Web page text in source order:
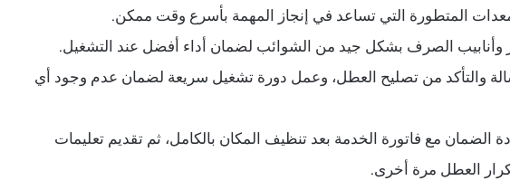
المتطورة التي تساعد في إنجاز المهمة بأسرع وقت ممكن.
وأنابيب الصرف بشكل جيد من الشوائب لضمان أداء أفضل عند التشغيل.
والتأكد من تصليح العطل، وعمل دورة تشغيل سريعة لضمان عدم وجود أي
الضمان مع فاتورة الخدمة بعد تنظيف المكان بالكامل، ثم تقديم تعليمات
العطل مرة أخرى.